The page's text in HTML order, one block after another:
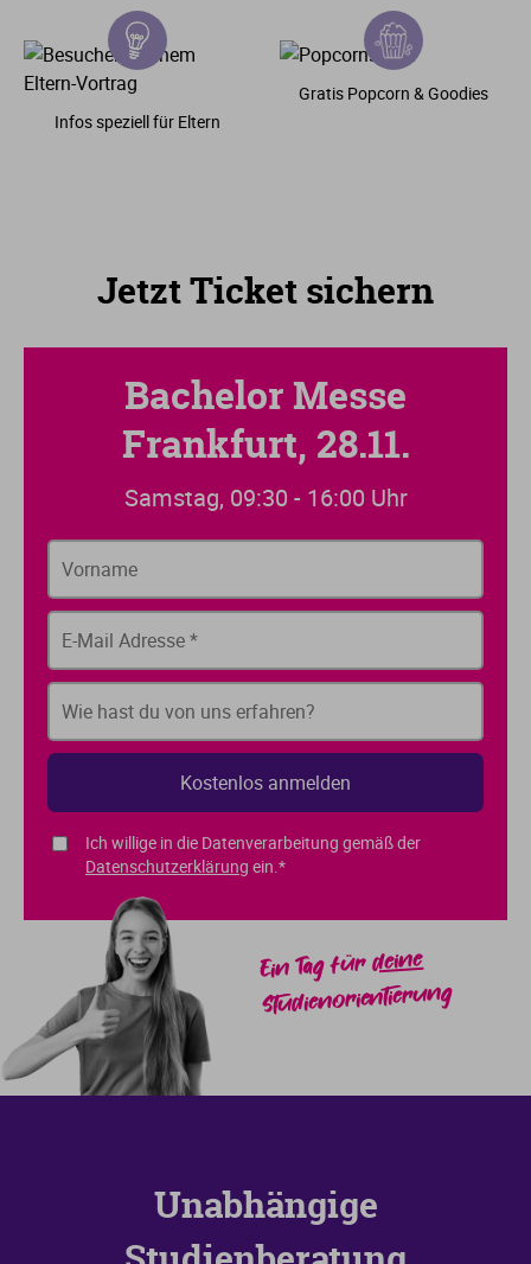
Infos speziell für Eltern
Gratis Popcorn & Goodies
Jetzt Ticket sichern
Bachelor Messe
Frankfurt, 28.11.
Samstag, 09:30 - 16:00 Uhr
Ich willige in die Datenverarbeitung gemäß der
Datenschutzerklärung ein.*
Ein Tag fürdeine
Studienorientierung
Unabhängige